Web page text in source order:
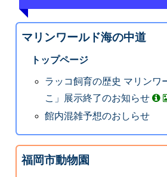
マリンワールド海の中道
トップページ
ラッコ飼育の歴史 マリンワ
こ」展示終了のお知らせ
館内混雑予想のおしらせ
福岡市動物園